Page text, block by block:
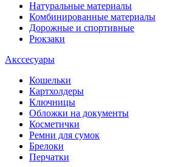
Натуральные материалы
Комбинированные материалы
Дорожные и спортивные
Рюкзаки
Акссесуары
Кошельки
Картхолдеры
Ключницы
Обложки на документы
Косметички
Ремни для сумок
Брелоки
Перчатки